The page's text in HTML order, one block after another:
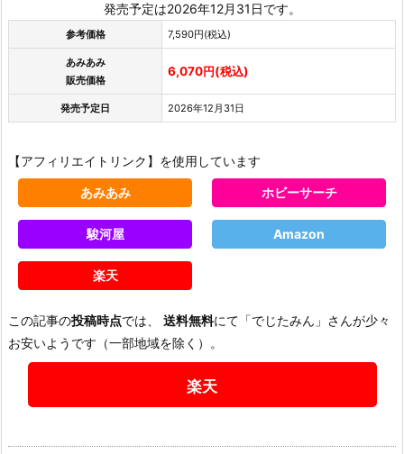
発売予定は2026年12月31日です。
参考価格 7,590円(税込)
あみあみ
販売価格
6,070円(税込)
発売予定日 2026年12月31日
【アフィリエイトリンク】を使用しています
あみあみ ホビーサーチ
駿河屋 Amazon
楽天
この記事の投稿時点では、 送料無料にて「でじたみん」さんが少々
お安いようです（一部地域を除く）。
楽天